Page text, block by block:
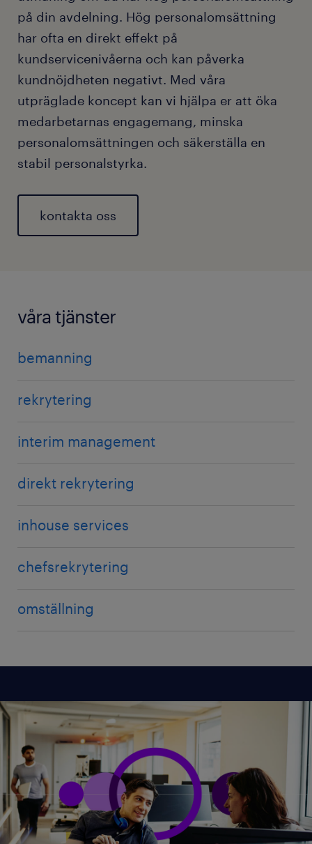
på din avdelning. Hög personalomsättning
har ofta en direkt effekt på
kundservicenivåerna och kan påverka
kundnöjdheten negativt. Med våra
utpräglade koncept kan vi hjälpa er att öka
medarbetarnas engagemang, minska
personalomsättningen och säkerställa en
stabil personalstyrka.
kontakta oss
våra tjänster
bemanning
rekrytering
interim management
direkt rekrytering
inhouse services
chefsrekrytering
omställning